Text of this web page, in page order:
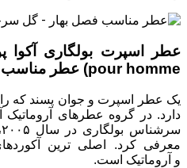
pour homme) عطر مناسب فصل بهار
یک عطر اسپرت و جوان پسند که
دارد. در گروه عطرهای
معرفی کرد. اصلی ترین
و آروماتیک است.